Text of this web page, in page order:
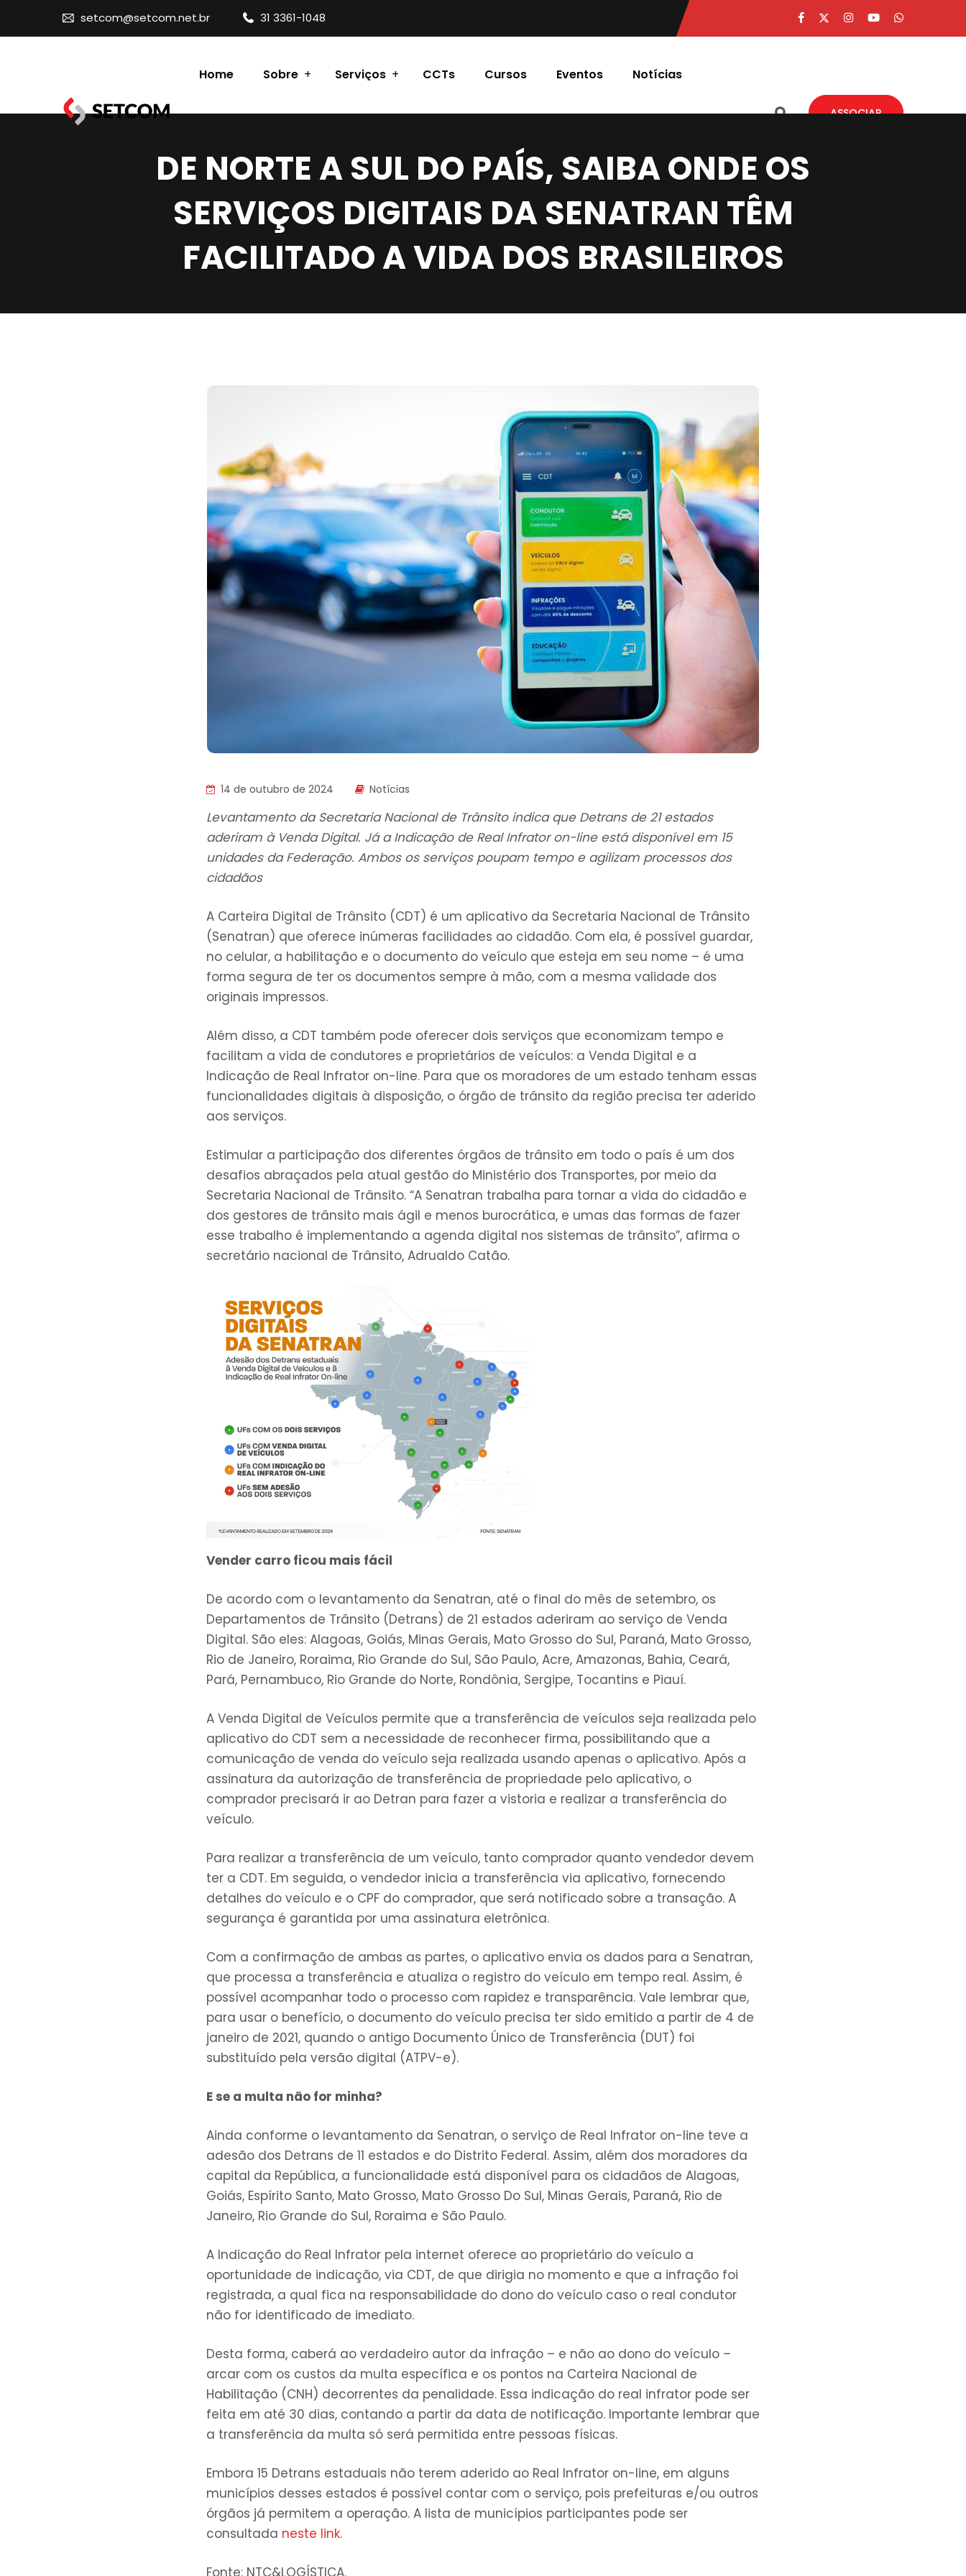
setcom@setcom.net.br 31 3361-1048
Home Sobre Serviços CCTs Cursos Eventos Notícias
ASSOCIAR
DE NORTE A SUL DO PAÍS, SAIBA ONDE OS
SERVIÇOS DIGITAIS DA SENATRAN TÊM
FACILITADO A VIDA DOS BRASILEIROS
14 de outubro de 2024 Notícias
Levantamento da Secretaria Nacional de Trânsito indica que Detrans de 21 estados
aderiram à Venda Digital. Já a Indicação de Real Infrator on-line está disponível em 15
unidades da Federação. Ambos os serviços poupam tempo e agilizam processos dos
cidadãos
A Carteira Digital de Trânsito (CDT) é um aplicativo da Secretaria Nacional de Trânsito
(Senatran) que oferece inúmeras facilidades ao cidadão. Com ela, é possível guardar,
no celular, a habilitação e o documento do veículo que esteja em seu nome – é uma
forma segura de ter os documentos sempre à mão, com a mesma validade dos
originais impressos.
Além disso, a CDT também pode oferecer dois serviços que economizam tempo e
facilitam a vida de condutores e proprietários de veículos: a Venda Digital e a
Indicação de Real Infrator on-line. Para que os moradores de um estado tenham essas
funcionalidades digitais à disposição, o órgão de trânsito da região precisa ter aderido
aos serviços.
Estimular a participação dos diferentes órgãos de trânsito em todo o país é um dos
desafios abraçados pela atual gestão do Ministério dos Transportes, por meio da
Secretaria Nacional de Trânsito. “A Senatran trabalha para tornar a vida do cidadão e
dos gestores de trânsito mais ágil e menos burocrática, e umas das formas de fazer
esse trabalho é implementando a agenda digital nos sistemas de trânsito”, afirma o
secretário nacional de Trânsito, Adrualdo Catão.
Vender carro ficou mais fácil
De acordo com o levantamento da Senatran, até o final do mês de setembro, os
Departamentos de Trânsito (Detrans) de 21 estados aderiram ao serviço de Venda
Digital. São eles: Alagoas, Goiás, Minas Gerais, Mato Grosso do Sul, Paraná, Mato Grosso,
Rio de Janeiro, Roraima, Rio Grande do Sul, São Paulo, Acre, Amazonas, Bahia, Ceará,
Pará, Pernambuco, Rio Grande do Norte, Rondônia, Sergipe, Tocantins e Piauí.
A Venda Digital de Veículos permite que a transferência de veículos seja realizada pelo
aplicativo do CDT sem a necessidade de reconhecer firma, possibilitando que a
comunicação de venda do veículo seja realizada usando apenas o aplicativo. Após a
assinatura da autorização de transferência de propriedade pelo aplicativo, o
comprador precisará ir ao Detran para fazer a vistoria e realizar a transferência do
veículo.
Para realizar a transferência de um veículo, tanto comprador quanto vendedor devem
ter a CDT. Em seguida, o vendedor inicia a transferência via aplicativo, fornecendo
detalhes do veículo e o CPF do comprador, que será notificado sobre a transação. A
segurança é garantida por uma assinatura eletrônica.
Com a confirmação de ambas as partes, o aplicativo envia os dados para a Senatran,
que processa a transferência e atualiza o registro do veículo em tempo real. Assim, é
possível acompanhar todo o processo com rapidez e transparência. Vale lembrar que,
para usar o benefício, o documento do veículo precisa ter sido emitido a partir de 4 de
janeiro de 2021, quando o antigo Documento Único de Transferência (DUT) foi
substituído pela versão digital (ATPV-e).
E se a multa não for minha?
Ainda conforme o levantamento da Senatran, o serviço de Real Infrator on-line teve a
adesão dos Detrans de 11 estados e do Distrito Federal. Assim, além dos moradores da
capital da República, a funcionalidade está disponível para os cidadãos de Alagoas,
Goiás, Espírito Santo, Mato Grosso, Mato Grosso Do Sul, Minas Gerais, Paraná, Rio de
Janeiro, Rio Grande do Sul, Roraima e São Paulo.
A Indicação do Real Infrator pela internet oferece ao proprietário do veículo a
oportunidade de indicação, via CDT, de que dirigia no momento e que a infração foi
registrada, a qual fica na responsabilidade do dono do veículo caso o real condutor
não for identificado de imediato.
Desta forma, caberá ao verdadeiro autor da infração – e não ao dono do veículo –
arcar com os custos da multa específica e os pontos na Carteira Nacional de
Habilitação (CNH) decorrentes da penalidade. Essa indicação do real infrator pode ser
feita em até 30 dias, contando a partir da data de notificação. Importante lembrar que
a transferência da multa só será permitida entre pessoas físicas.
Embora 15 Detrans estaduais não terem aderido ao Real Infrator on-line, em alguns
municípios desses estados é possível contar com o serviço, pois prefeituras e/ou outros
órgãos já permitem a operação. A lista de municípios participantes pode ser
consultada neste link.
Fonte: NTC&LOGÍSTICA.